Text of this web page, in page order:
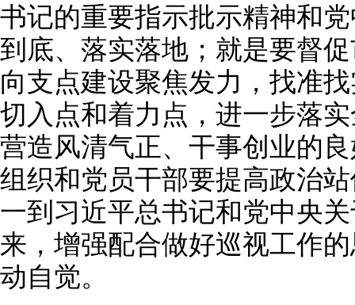
书记的重要指示批示精神和
到底、落实落地；就是要督
向支点建设聚焦发力，找准
切入点和着力点，进一步落
营造风清气正、干事创业的
组织和党员干部要提高政治
一到习近平总书记和党中央
来，增强配合做好巡视工作
动自觉。